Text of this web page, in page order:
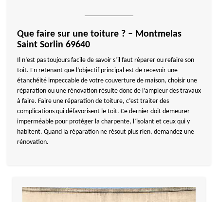
Que faire sur une toiture ? – Montmelas
Saint Sorlin 69640
Il n’est pas toujours facile de savoir s’il faut réparer ou refaire son
toit. En retenant que l’objectif principal est de recevoir une
étanchéité impeccable de votre couverture de maison, choisir une
réparation ou une rénovation résulte donc de l’ampleur des travaux
à faire. Faire une réparation de toiture, c’est traiter des
complications qui défavorisent le toit. Ce dernier doit demeurer
imperméable pour protéger la charpente, l’isolant et ceux qui y
habitent. Quand la réparation ne résout plus rien, demandez une
rénovation.